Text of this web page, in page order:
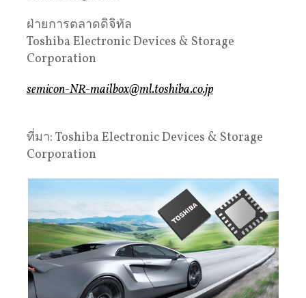
ฝ่ายการตลาดดิจิทัล
Toshiba Electronic Devices & Storage
Corporation
semicon-NR-mailbox@ml.toshiba.co.jp
ที่มา: Toshiba Electronic Devices & Storage
Corporation